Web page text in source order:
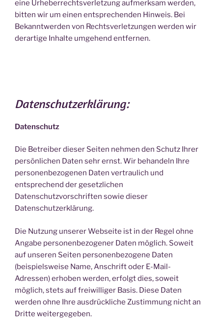
eine Urheberrechtsverletzung aufmerksam werden,
bitten wir um einen entsprechenden Hinweis. Bei
Bekanntwerden von Rechtsverletzungen werden wir
derartige Inhalte umgehend entfernen.
Datenschutzerklärung:
Datenschutz
Die Betreiber dieser Seiten nehmen den Schutz Ihrer
persönlichen Daten sehr ernst. Wir behandeln Ihre
personenbezogenen Daten vertraulich und
entsprechend der gesetzlichen
Datenschutzvorschriften sowie dieser
Datenschutzerklärung.
Die Nutzung unserer Webseite ist in der Regel ohne
Angabe personenbezogener Daten möglich. Soweit
auf unseren Seiten personenbezogene Daten
(beispielsweise Name, Anschrift oder E-Mail-
Adressen) erhoben werden, erfolgt dies, soweit
möglich, stets auf freiwilliger Basis. Diese Daten
werden ohne Ihre ausdrückliche Zustimmung nicht an
Dritte weitergegeben.